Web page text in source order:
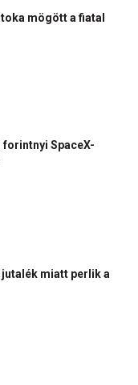
mögött a fiatal
SpaceX-
miatt perlik a